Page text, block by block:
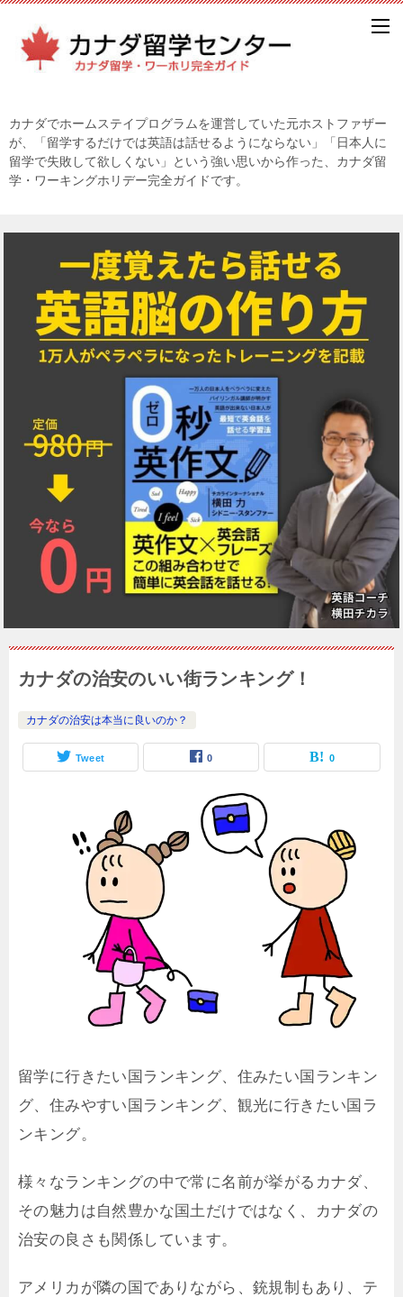
カナダでホームステイプログラムを運営していた元ホストファザー
が、「留学するだけでは英語は話せるようにならない」「日本人に
留学で失敗して欲しくない」という強い思いから作った、カナダ留
学・ワーキングホリデー完全ガイドです。
カナダの治安のいい街ランキング！
カナダの治安は本当に良いのか？
Tweet 0 0
留学に行きたい国ランキング、住みたい国ランキン
グ、住みやすい国ランキング、観光に行きたい国ラ
ンキング。
様々なランキングの中で常に名前が挙がるカナダ、
その魅力は自然豊かな国土だけではなく、カナダの
治安の良さも関係しています。
アメリカが隣の国でありながら、銃規制もあり、テ